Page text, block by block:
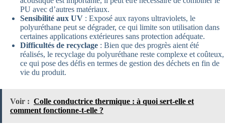
PU avec d’autres matériaux.
Sensibilité aux UV : Exposé aux rayons ultraviolets, le
polyuréthane peut se dégrader, ce qui limite son utilisation dans
certaines applications extérieures sans protection adéquate.
Difficultés de recyclage : Bien que des progrès aient été
réalisés, le recyclage du polyuréthane reste complexe et coûteux,
ce qui pose des défis en termes de gestion des déchets en fin de
vie du produit.
Voir : Colle conductrice thermique : à quoi sert-elle et
comment fonctionne-t-elle ?